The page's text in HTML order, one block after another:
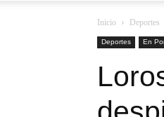
Inicio Deportes
Deportes En